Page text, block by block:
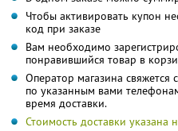
Чтобы активировать купон
код при заказе
Вам необходимо
понравившийся товар в
Оператор магазина свяжется
по указанным вами
время доставки.
Стоимость доставки указана